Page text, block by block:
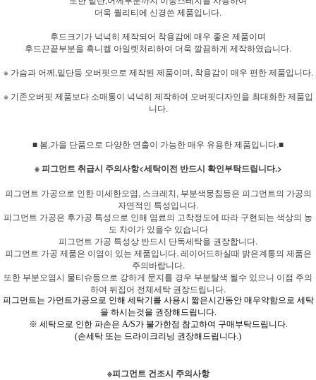
더욱 퀄리티에 신경쓴 제품입니다.
후드크기가 넉넉히 제작되어 착용감에 매우 좋은 제품이며
후드끈끝부분을 흑니켈 아일렛처리하여 더욱 깔끔하게 제작하였습니다.
※ 가슴과 어께,밑단등 오버핏으로 제작된 제품이며, 착용감이 매우 편한 제품입니다.
※ 기존오버핏 제품보다 소매통이 넉넉히 제작하여 오버핏디자인을 최대화한 제품입
니다.
■ 봄,가을 단품으로 다양한 연출이 가능한 매우 유용한 제품입니다.■
※ 피그먼트 취급시 주의사항<세탁이전 반드시 확인부탁드립니다.>
피그먼트 가공으로 인한 미세한오염, 스크레치, 부분색뭉침등은 피그먼트의 가공의
자연적인 특성입니다.
피그먼트 가공은 후가공 특성으로 인해 염료의 고착정도에 따라 구현되는 색상의 농
도 차이가 있을수 있습니다
피그먼트 가공 특성상 반드시 단독세탁을 권장합니다.
피그먼트 가공 제품은 이염이 있는 제품입니다. 레이어드하실때 밝은계통의 제품은
주의바랍니다.
또한 부분오염시 물티슈등으로 강하게 문지를 경우 부분탈색 될수 있으니 이점 주의
하여 뒤집어 전체세탁 권장드립니다.
피그먼트는 가먼트가공으로 인해 세탁기를 사용시 짧은시간동안 매우약함으로 세탁
을 하시는것을 권장해드립니다.
※ 세탁으로 인한 파손은 A/S가 불가한점 참고하여 구매부탁드립니다.
(손세탁 또는 드라이크리닝 권장해드립니다.)
※피그먼트 건조시 주의사항